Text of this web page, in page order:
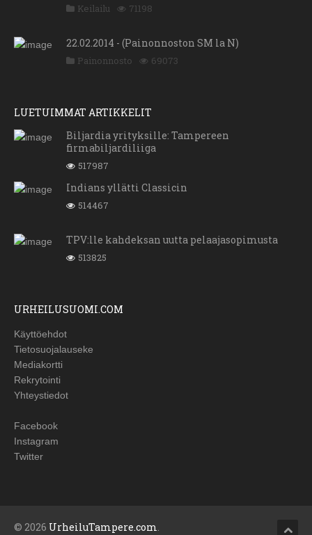
Keilailu 71198
22.02.2014 - (Painonnoston SM la N)
Painonnosto 69073
LUETUIMMAT ARTIKKELIT
Biljardia yrityksille: Tampereen
firmabiljardiliiga
517987
Indians yllätti Classicin
514467
TPV:lle kahdeksan uutta pelaajasopimusta
513825
URHEILUSUOMI.COM
Käyttöehdot
Tietosuojalauseke
Mediakortti
Rekrytointi
Yhteystiedot
Facebook
Instagram
Twitter
© 2026 UrheiluTampere.com.